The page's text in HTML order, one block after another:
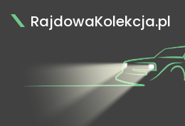
RajdowaKolekcja.pl